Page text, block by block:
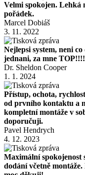
Velmi spokojen. Lehká
pořádek.
Marcel Dobiáš
3. 11. 2022
Nejlepsi system, neni
jednani, za mne TOP!!!!
Dr. Sheldon Cooper
1. 1. 2024
Přístup, ochota,
od prvního kontaktu a
kompletní montáže v
doporučuji.
Pavel Hendrych
4. 12. 2023
Maximální spokojenost
dodání včetně